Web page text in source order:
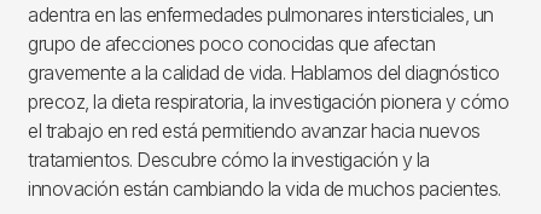
adentra en las enfermedades pulmonares intersticiales, un
grupo de afecciones poco conocidas que afectan
gravemente a la calidad de vida. Hablamos del diagnóstico
precoz, la dieta respiratoria, la investigación pionera y cómo
el trabajo en red está permitiendo avanzar hacia nuevos
tratamientos. Descubre cómo la investigación y la
innovación están cambiando la vida de muchos pacientes.